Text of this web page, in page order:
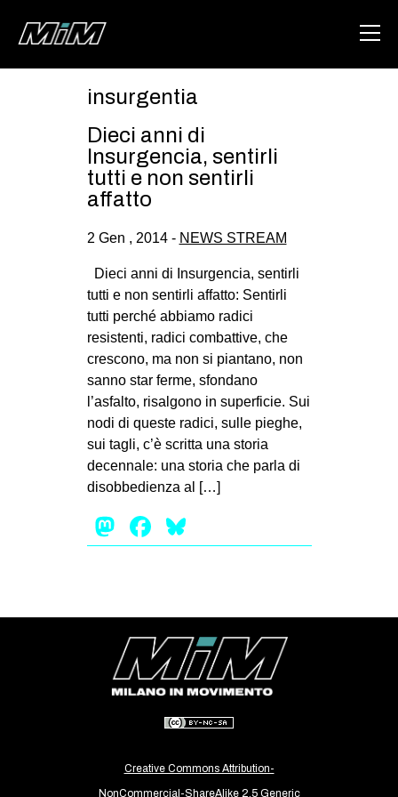
ABOUT
CSOA LAMBRETTA
MSM
STUDENTI TSUNAMI
ZAM
MILANO
MOBILITAZIONI
SPAZI
MOVIMENTI
GENERI
MIGRAZIONI
PRECARIATO
STUDENTI
insurgentia
Dieci anni di
Insurgencia, sentirli
tutti e non sentirli
affatto
2 Gen , 2014 - NEWS STREAM
Dieci anni di Insurgencia, sentirli
tutti e non sentirli affatto: Sentirli
tutti perché abbiamo radici
resistenti, radici combattive, che
crescono, ma non si piantano, non
sanno star ferme, sfondano
l’asfalto, risalgono in superficie. Sui
nodi di queste radici, sulle pieghe,
sui tagli, c’è scritta una storia
decennale: una storia che parla di
disobbedienza al […]
Mastodon
Facebook
Creative Commons Attribution-
NonCommercial-ShareAlike 2.5 Generic